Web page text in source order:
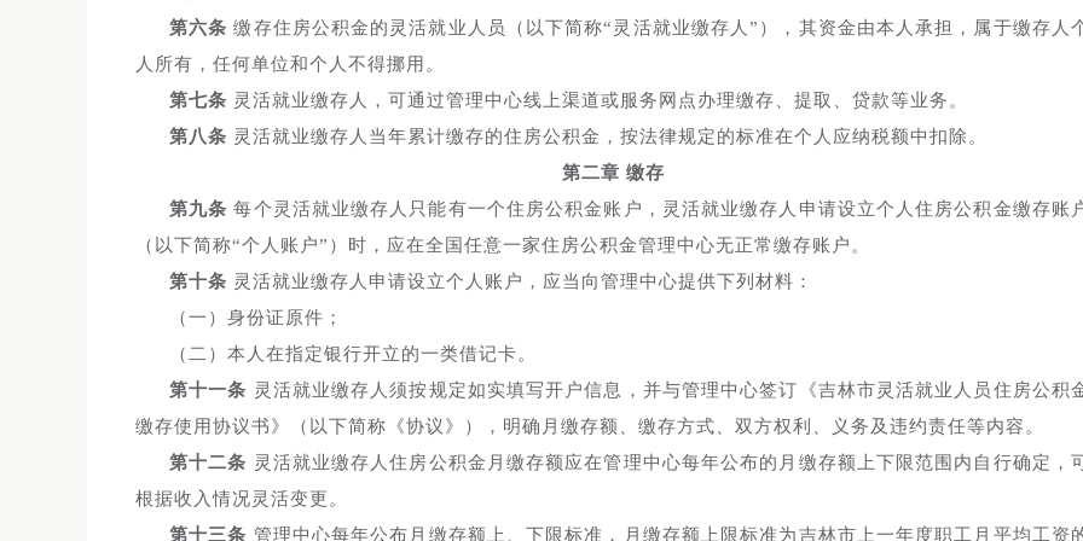
第六条 缴存住房公积金的灵活就业人员（以下简称“灵活就业缴存人”），其资金由本人承担，属于缴存人
人所有，任何单位和个人不得挪用。
第七条 灵活就业缴存人，可通过管理中心线上渠道或服务网点办理缴存、提取、贷款等业务。
第八条 灵活就业缴存人当年累计缴存的住房公积金，按法律规定的标准在个人应纳税额中扣除。
第二章 缴存
第九条 每个灵活就业缴存人只能有一个住房公积金账户，灵活就业缴存人申请设立个人住房公积金缴存账
（以下简称“个人账户”）时，应在全国任意一家住房公积金管理中心无正常缴存账户。
第十条 灵活就业缴存人申请设立个人账户，应当向管理中心提供下列材料：
（一）身份证原件；
（二）本人在指定银行开立的一类借记卡。
第十一条 灵活就业缴存人须按规定如实填写开户信息，并与管理中心签订《吉林市灵活就业人员住房公积
缴存使用协议书》（以下简称《协议》），明确月缴存额、缴存方式、双方权利、义务及违约责任等内容。
第十二条 灵活就业缴存人住房公积金月缴存额应在管理中心每年公布的月缴存额上下限范围内自行确定，
根据收入情况灵活变更。
第十三条 管理中心每年公布月缴存额上、下限标准，月缴存额上限标准为吉林市上一年度职工月平均工资